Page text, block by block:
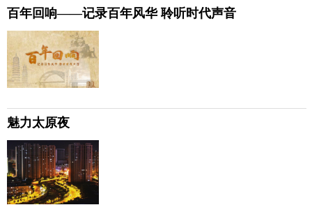
百年回响——记录百年风华 聆听时代声音
魅力太原夜